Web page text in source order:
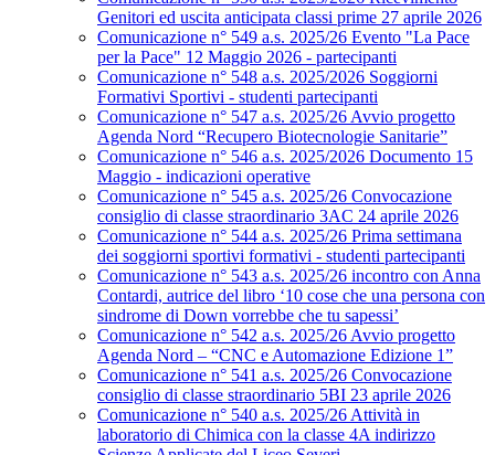
Genitori ed uscita anticipata classi prime 27 aprile 2026
Comunicazione n° 549 a.s. 2025/26 Evento "La Pace
per la Pace" 12 Maggio 2026 - partecipanti
Comunicazione n° 548 a.s. 2025/2026 Soggiorni
Formativi Sportivi - studenti partecipanti
Comunicazione n° 547 a.s. 2025/26 Avvio progetto
Agenda Nord “Recupero Biotecnologie Sanitarie”
Comunicazione n° 546 a.s. 2025/2026 Documento 15
Maggio - indicazioni operative
Comunicazione n° 545 a.s. 2025/26 Convocazione
consiglio di classe straordinario 3AC 24 aprile 2026
Comunicazione n° 544 a.s. 2025/26 Prima settimana
dei soggiorni sportivi formativi - studenti partecipanti
Comunicazione n° 543 a.s. 2025/26 incontro con Anna
Contardi, autrice del libro ‘10 cose che una persona con
sindrome di Down vorrebbe che tu sapessi’
Comunicazione n° 542 a.s. 2025/26 Avvio progetto
Agenda Nord – “CNC e Automazione Edizione 1”
Comunicazione n° 541 a.s. 2025/26 Convocazione
consiglio di classe straordinario 5BI 23 aprile 2026
Comunicazione n° 540 a.s. 2025/26 Attività in
laboratorio di Chimica con la classe 4A indirizzo